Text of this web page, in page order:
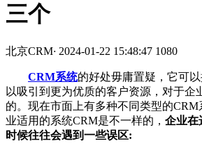
三个
北京CRM· 2024-01-22 15:48:47 1080
CRM系统的好处毋庸置疑，它可
以吸引到更为优质的客户资源，对于企
的。现在市面上有多种不同类型的
业适用的系统CRM是不一样的， 企业在
时候往往会遇到一些误区: